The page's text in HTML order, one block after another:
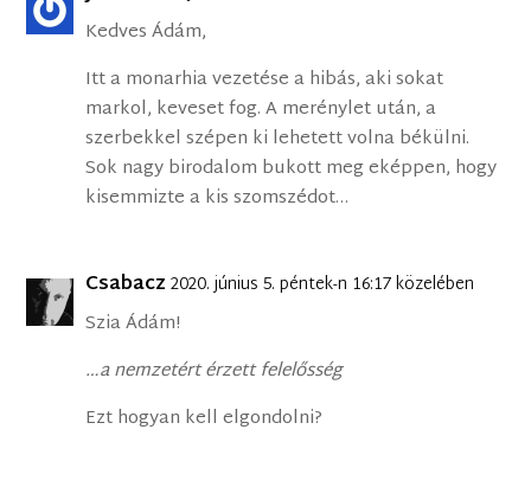
Kedves Ádám,
Itt a monarhia vezetése a hibás, aki sokat
markol, keveset fog. A merénylet után, a
szerbekkel szépen ki lehetett volna békülni.
Sok nagy birodalom bukott meg eképpen, hogy
kisemmizte a kis szomszédot…
Csabacz 2020. június 5. péntek-n 16:17 közelében
Szia Ádám!
…a nemzetért érzett felelősség
Ezt hogyan kell elgondolni?